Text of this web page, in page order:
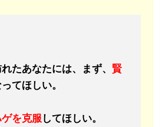
たあなたには、まず、 賢
てほしい。
を克服してほしい。